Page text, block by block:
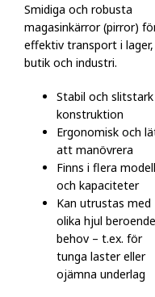
Smidiga och robusta
magasinkärror (pirror)
effektiv transport i lager,
butik och industri.
Stabil och slitstark
konstruktion
Ergonomisk och
att manövrera
Finns i flera
och kapaciteter
Kan utrustas med
olika hjul
behov – t.ex. för
tunga laster eller
ojämna underlag